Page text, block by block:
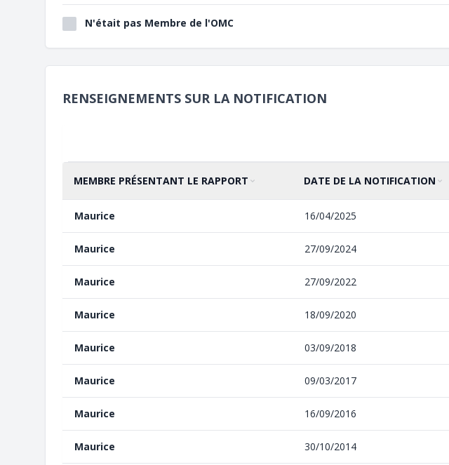
N'était pas Membre de l'OMC
RENSEIGNEMENTS SUR LA NOTIFICATION
TRIER PAR
MEMBRE PRÉSENTANT LE RAPPORT
CROISSANT TRIER PAR
DATE DE LA NOTIFICATION
CROISSANT
Maurice 16/04/2025
Maurice 27/09/2024
Maurice 27/09/2022
Maurice 18/09/2020
Maurice 03/09/2018
Maurice 09/03/2017
Maurice 16/09/2016
Maurice 30/10/2014